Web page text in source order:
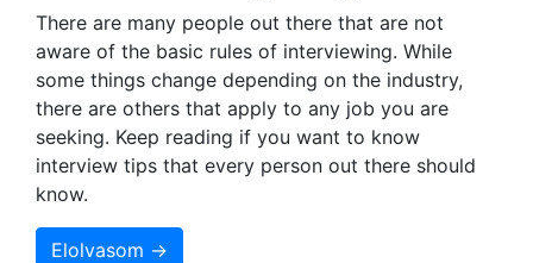
There are many people out there that are not
aware of the basic rules of interviewing. While
some things change depending on the industry,
there are others that apply to any job you are
seeking. Keep reading if you want to know
interview tips that every person out there should
know.
Elolvasom →